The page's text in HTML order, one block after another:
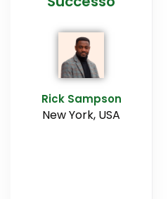
Rick Sampson
New York, USA